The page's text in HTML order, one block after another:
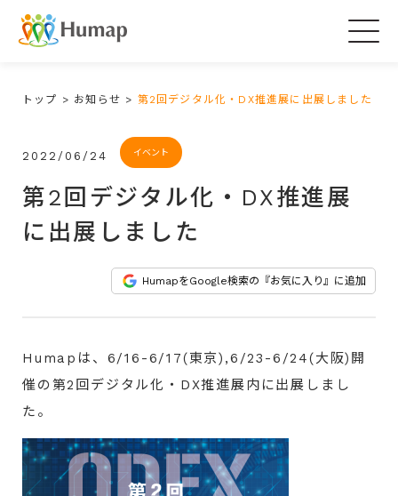
トップ > お知らせ > 第2回デジタル化・DX推進展に出展しました
2022/06/24 イベント
第2回デジタル化・DX推進展
に出展しました
HumapをGoogle検索の『お気に入り』に追加
Humapは、6/16-6/17(東京),6/23-6/24(大阪)開
催の第2回 デジタル化・DX推進展内 に出展しまし
た。